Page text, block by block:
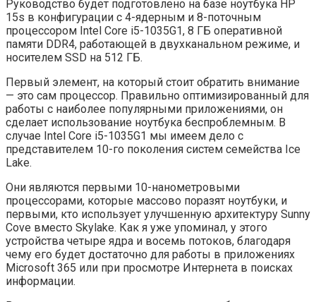
Руководство будет подготовлено на базе ноутбука HP
15s в конфигурации с 4-ядерным и 8-поточным
процессором Intel Core i5-1035G1, 8 ГБ оперативной
памяти DDR4, работающей в двухканальном режиме, и
носителем SSD на 512 ГБ.
Первый элемент, на который стоит обратить внимание
— это сам процессор. Правильно оптимизированный для
работы с наиболее популярными приложениями, он
сделает использование ноутбука беспроблемным. В
случае Intel Core i5-1035G1 мы имеем дело с
представителем 10-го поколения систем семейства Ice
Lake.
Они являются первыми 10-нанометровыми
процессорами, которые массово поразят ноутбуки, и
первыми, кто использует улучшенную архитектуру Sunny
Cove вместо Skylake. Как я уже упоминал, у этого
устройства четыре ядра и восемь потоков, благодаря
чему его будет достаточно для работы в приложениях
Microsoft 365 или при просмотре Интернета в поисках
информации.